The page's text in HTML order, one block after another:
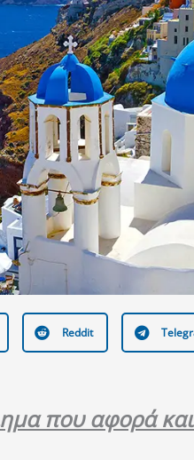
Reddit
που αφορά και